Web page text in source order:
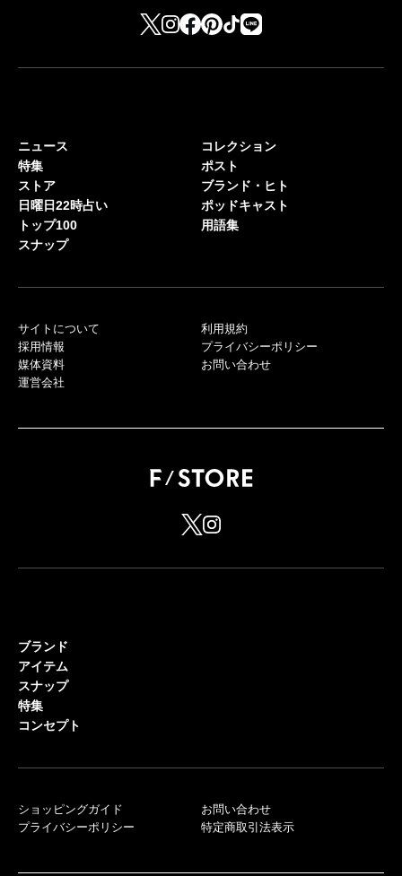
ニュース
特集
ストア
日曜日22時占い
トップ100
スナップ
コレクション
ポスト
ブランド・ヒト
ポッドキャスト
用語集
サイトについて
採用情報
媒体資料
運営会社
利用規約
プライバシーポリシー
お問い合わせ
ブランド
アイテム
スナップ
特集
コンセプト
ショッピングガイド
プライバシーポリシー
お問い合わせ
特定商取引法表示